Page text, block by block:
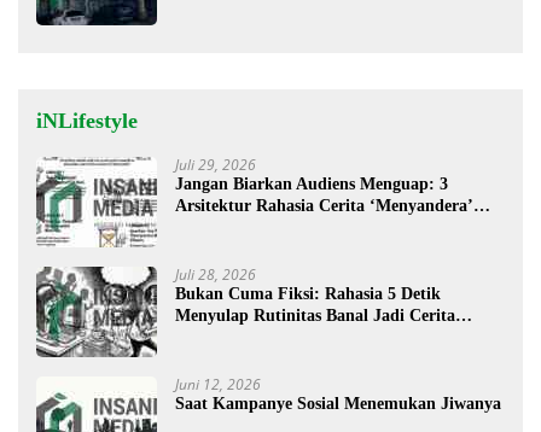
iNLifestyle
Juli 29, 2026
Jangan Biarkan Audiens Menguap: 3
Arsitektur Rahasia Cerita ‘Menyandera’
Juli 28, 2026
Bukan Cuma Fiksi: Rahasia 5 Detik
Menyulap Rutinitas Banal Jadi Cerita
Juni 12, 2026
Saat Kampanye Sosial Menemukan Jiwanya